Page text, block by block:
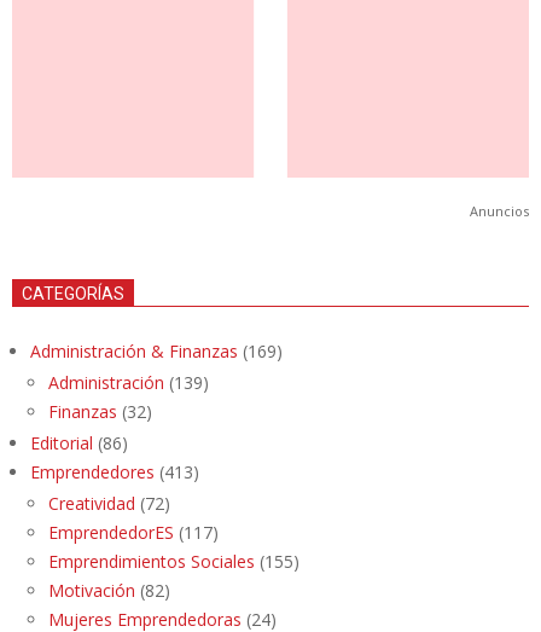
Anuncios
CATEGORÍAS
Administración & Finanzas (169)
Administración (139)
Finanzas (32)
Editorial (86)
Emprendedores (413)
Creatividad (72)
EmprendedorES (117)
Emprendimientos Sociales (155)
Motivación (82)
Mujeres Emprendedoras (24)